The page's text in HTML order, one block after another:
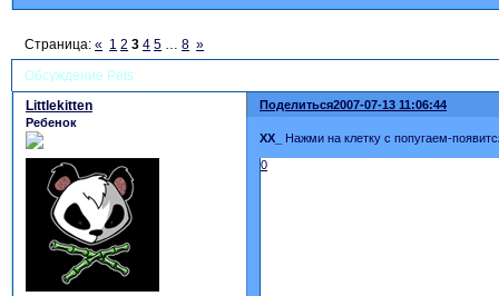
Обсуждение Pets
Страница:« 1 2 3 4 5 … 8 »
Поделиться2007-07-13 11:06:44
Littlekitten
Ребенок
XX_
Нажми на клетку с попугаем-
0